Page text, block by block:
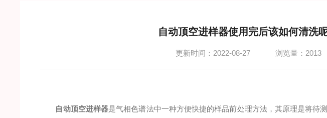
自动顶空进样器使用完后该如何清洗
更新时间：2022-08-27 浏览量：2013
自动顶空进样器是气相色谱法中一种方便快捷的样品前处理方法，其原理是将待